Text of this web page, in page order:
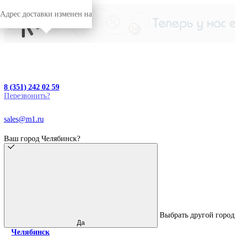
8 (351) 242 02 59
Перезвонить?
sales@m1.ru
Ваш город Челябинск?
Да
Выбрать другой город
Челябинск
Адрес доставки изменен на